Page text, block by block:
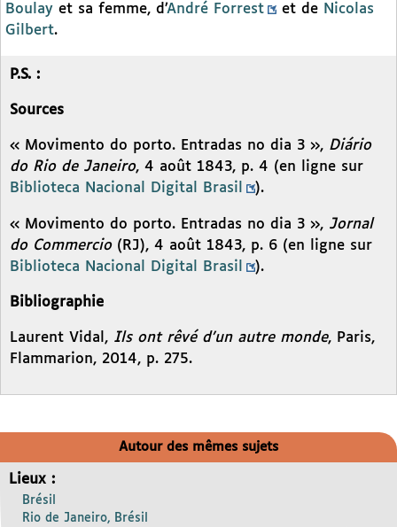
Boulay et sa femme, d’André Forrest et de Nicolas
Gilbert.
P.S. :
Sources
« Movimento do porto. Entradas no dia 3 », Diário
do Rio de Janeiro, 4 août 1843, p. 4 (en ligne sur
Biblioteca Nacional Digital Brasil
).
« Movimento do porto. Entradas no dia 3 », Jornal
do Commercio(RJ), 4 août 1843, p. 6 (en ligne sur
Biblioteca Nacional Digital Brasil
).
Bibliographie
Laurent Vidal, Ils ont rêvé d’un autre monde, Paris,
Flammarion, 2014, p. 275.
Autour des mêmes sujets
Lieux :
Brésil
Rio de Janeiro, Brésil